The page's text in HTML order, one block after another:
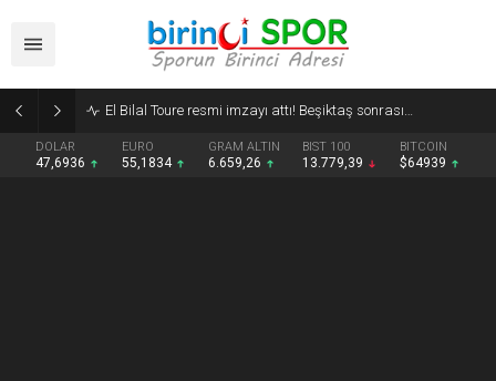
Galatasaray MCT Technic, Oumar Ballo’yu transfer etti
DOLAR
47,6936
EURO
55,1834
GRAM ALTIN
6.659,26
BIST 100
13.779,39
BITCOIN
$64939